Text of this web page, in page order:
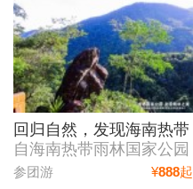
回归自然，发现海南热带
雨林之美——走进昌江、
乐东、五指山的热带雨林
自海南热带雨林国家公园
建设以来，即将迎来两周
参团游 ¥888起